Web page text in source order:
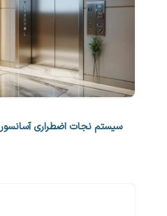
سیستم نجات اضطراری آسانسور